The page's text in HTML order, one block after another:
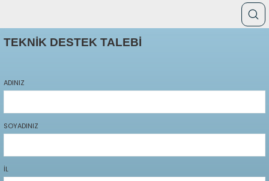
TEKNİK DESTEK TALEBİ
ADINIZ
SOYADINIZ
İL